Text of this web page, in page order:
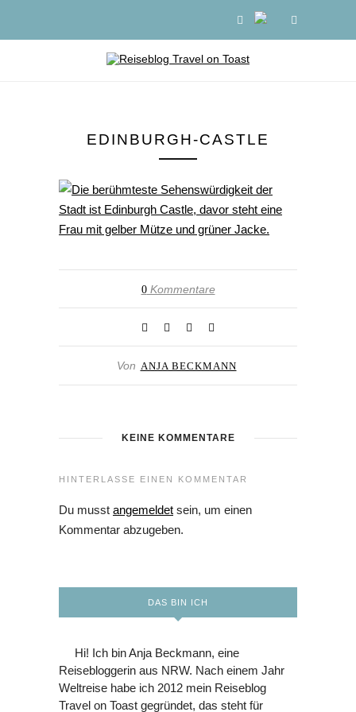
EDINBURGH-CASTLE
0Kommentare
Von ANJA BECKMANN
KEINE KOMMENTARE
HINTERLASSE EINEN KOMMENTAR
Du musst angemeldet sein, um einen
Kommentar abzugeben.
DAS BIN ICH
Hi! Ich bin Anja Beckmann, eine
Reisebloggerin aus NRW. Nach einem Jahr
Weltreise habe ich 2012 mein Reiseblog
Travel on Toast gegründet, das steht für